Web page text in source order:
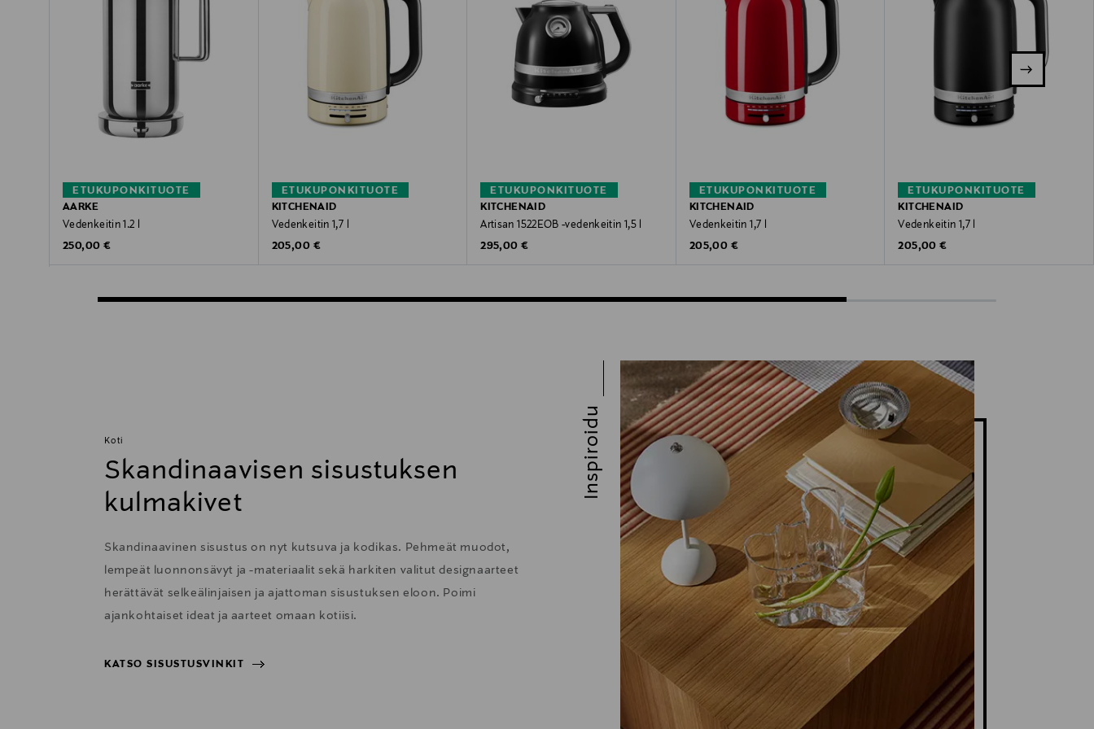
ETUKUPONKITUOTE
AARKE
Vedenkeitin 1.2 l
Original Price
250,00 €
ETUKUPONKITUOTE
KITCHENAID
Vedenkeitin 1,7 l
Original Price
205,00 €
ETUKUPONKITUOTE
KITCHENAID
Artisan 1522EOB -vedenkeitin 1,5 l
Original Price
295,00 €
ETUKUPONKITUOTE
KITCHENAID
Vedenkeitin 1,7 l
Original Price
205,00 €
ETUKUPONKITUOTE
KITCHENAID
Vedenkeitin 1,7 l
Original Price
205,00 €
Koti
Skandinaavisen sisustuksen
kulmakivet
Skandinaavinen sisustus on nyt kutsuva ja kodikas. Pehmeät muodot,
lempeät luonnonsävyt ja -materiaalit sekä harkiten valitut designaarteet
herättävät selkeälinjaisen ja ajattoman sisustuksen eloon. Poimi
ajankohtaiset ideat ja aarteet omaan kotiisi.
KATSO SISUSTUSVINKIT
Inspiroidu